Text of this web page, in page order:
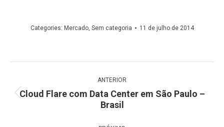
Categories: Mercado, Sem categoria 11 de julho de 2014
de
post:
ANTERIOR
Post
Cloud Flare com Data Center em São Paulo –
Brasil